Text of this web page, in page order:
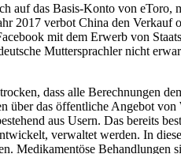
auf das Basis-Konto von
2017 verbot China den Verkauf
mit dem Erwerb von
Muttersprachler nicht
dass alle Berechnungen
über das öffentliche Angebot
aus Usern. Das bereits
verwaltet werden. In
Medikamentöse